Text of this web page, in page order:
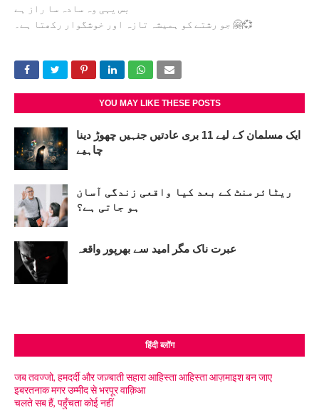
بس یہی وہ سادہ سا راز ہے
جو رشتے کو ہمیشہ تازہ اور خوشگوار رکھتا ہے۔ 🤗💞
YOU MAY LIKE THESE POSTS
ایک مسلمان کے لیے 11 بری عادتیں جنہیں چھوڑ دینا
چاہیے
ریٹائرمنٹ کے بعد کیا واقعی زندگی آسان
ہو جاتی ہے؟
عبرت ناک مگر امید سے بھرپور واقعہ
हिंदी ब्लॉग
जब तवज्जो, हमदर्दी और जज़्बाती सहारा आहिस्ता आहिस्ता आज़माइश बन जाए
इबरतनाक मगर उम्मीद से भरपूर वाक़िआ
चलते सब हैं, पहुँचता कोई नहीं